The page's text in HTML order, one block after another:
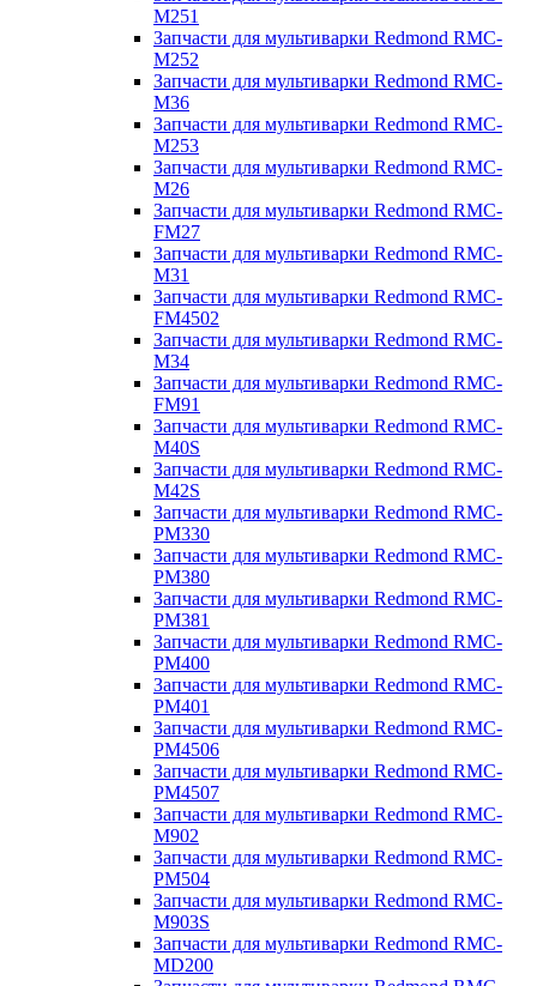
M251
Запчасти для мультиварки Redmond RMC-
M252
Запчасти для мультиварки Redmond RMC-
M36
Запчасти для мультиварки Redmond RMC-
M253
Запчасти для мультиварки Redmond RMC-
M26
Запчасти для мультиварки Redmond RMC-
FM27
Запчасти для мультиварки Redmond RMC-
M31
Запчасти для мультиварки Redmond RMC-
FM4502
Запчасти для мультиварки Redmond RMC-
M34
Запчасти для мультиварки Redmond RMC-
FM91
Запчасти для мультиварки Redmond RMC-
M40S
Запчасти для мультиварки Redmond RMC-
M42S
Запчасти для мультиварки Redmond RMC-
PM330
Запчасти для мультиварки Redmond RMC-
PM380
Запчасти для мультиварки Redmond RMC-
PM381
Запчасти для мультиварки Redmond RMC-
PM400
Запчасти для мультиварки Redmond RMC-
PM401
Запчасти для мультиварки Redmond RMC-
PM4506
Запчасти для мультиварки Redmond RMC-
PM4507
Запчасти для мультиварки Redmond RMC-
M902
Запчасти для мультиварки Redmond RMC-
PM504
Запчасти для мультиварки Redmond RMC-
M903S
Запчасти для мультиварки Redmond RMC-
MD200